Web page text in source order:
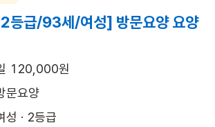
등급/93세/여성] 방문요양 요양
120,000원
문요양
성 · 2등급